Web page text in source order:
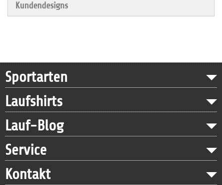
Kundendesigns
Sportarten
Laufshirts
Lauf-Blog
Service
Kontakt